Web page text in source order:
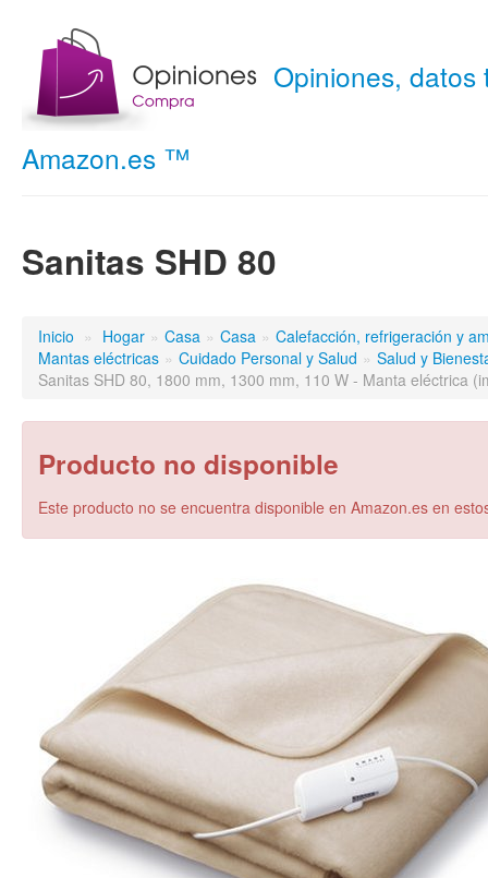
Opiniones,
Amazon.es ™
Sanitas SHD 80
Inicio » Hogar » Casa » Casa » Calefacción, refrigeración y
Mantas eléctricas » Cuidado Personal y Salud » Salud y
Sanitas SHD 80, 1800 mm, 1300 mm, 110 W - Manta eléctrica
Producto no disponible
Este producto no se encuentra disponible en Amazon.es en